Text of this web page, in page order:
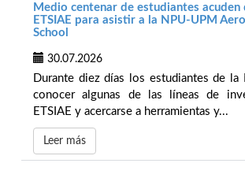
Medio centenar de estudiantes acuden
ETSIAE para asistir a la NPU-UPM
School
30.07.2026
Durante diez días los estudiantes de la
conocer algunas de las líneas de
ETSIAE y acercarse a herramientas y...
Leer más